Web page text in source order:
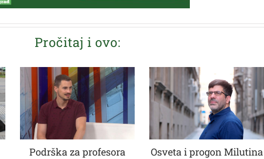
Pročitaj i ovo:
Podrška za profesora
Osveta i progon Milutina